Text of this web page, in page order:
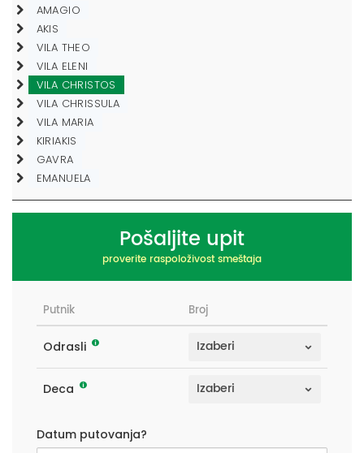
AMAGIO
AKIS
VILA THEO
VILA ELENI
VILA CHRISTOS
VILA CHRISSULA
VILA MARIA
KIRIAKIS
GAVRA
EMANUELA
Pošaljite upit
proverite raspoloživost smeštaja
Putnik Broj
Odrasli
Deca
Datum putovanja?